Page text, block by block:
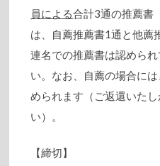
員による合計3通の推薦書
は、自薦推薦書1通と他薦
連名での推薦書は認めら
い。なお、自薦の場合に
められます（ご返還いた
い）。
【締切】